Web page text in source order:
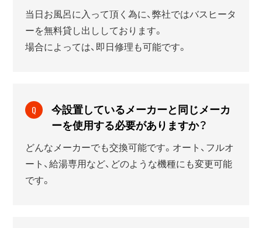
当日お風呂に入って頂く為に、弊社ではバスヒータ
ーを無料貸し出ししております。
場合によっては、即日修理も可能です。
Q
今設置しているメーカーと同じメーカ
ーを使用する必要がありますか？
どんなメーカーでも交換可能です。オート、フルオ
ート、給湯専用など、どのような機種にも変更可能
です。